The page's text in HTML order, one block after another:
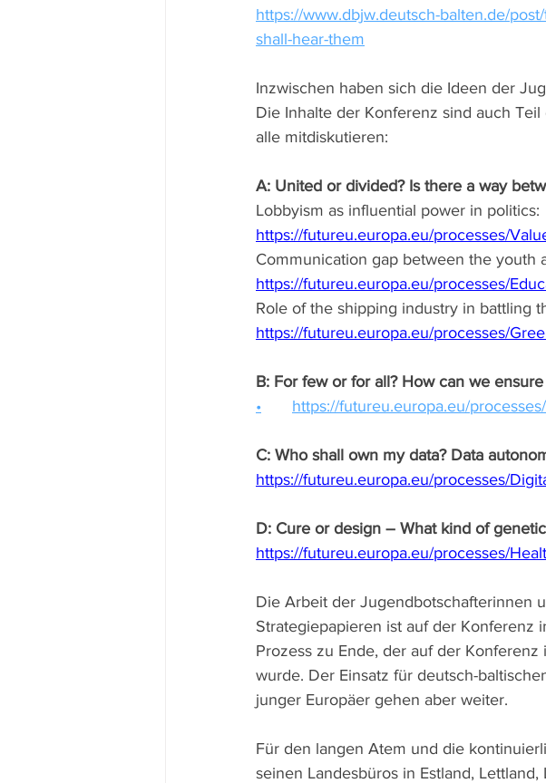
https://www.dbjw.deutsch-balten.de/
shall-hear-them
Inzwischen haben sich die Ideen der
Die Inhalte der Konferenz sind auch
alle mitdiskutieren:
A: United or divided? Is there a way
Lobbyism as influential power in politics:
https://futureu.europa.eu/processes/
Communication gap between the youth
https://futureu.europa.eu/processes/
Role of the shipping industry in battling
https://futureu.europa.eu/processes/
B: For few or for all? How can we
•	https://futureu.europa.eu/
C: Who shall own my data? Data
https://futureu.europa.eu/processes/
D: Cure or design – What kind of
https://futureu.europa.eu/processes/
Die Arbeit der Jugendbotschafterinnen
Strategiepapieren ist auf der Konferenz
Prozess zu Ende, der auf der
wurde. Der Einsatz für deutsch-
junger Europäer gehen aber weiter.
Für den langen Atem und die
seinen Landesbüros in Estland,